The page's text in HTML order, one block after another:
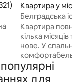
оцінка: 4,93 з 5,
Квартира у місті
ад
Белградська
Квартира
кілька місяців
нове. У спальні є
комфортабельне
один великий
Усе в